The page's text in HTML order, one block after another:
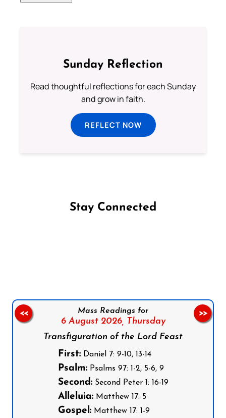
Sunday Reflection
Read thoughtful reflections for each Sunday
and grow in faith.
REFLECT NOW
Stay Connected
Mass Readings for
6 August 2026,
Thursday
Transfiguration of the Lord Feast
First:Daniel 7: 9-10, 13-14
Psalm:Psalms 97: 1-2, 5-6, 9
Second:Second Peter 1: 16-19
Alleluia:Matthew 17: 5
Gospel:Matthew 17: 1-9
<< >>